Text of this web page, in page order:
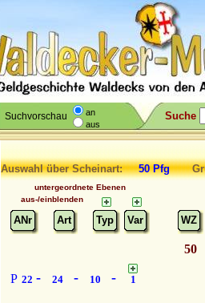
Suchvorschau
an
aus
Suche
Auswahl über Scheinart:50 Pfg
untergeordnete Ebenen
aus-/einblenden
ANr Art Typ Var WZ
P 22 - 24 - 10 - 1
50